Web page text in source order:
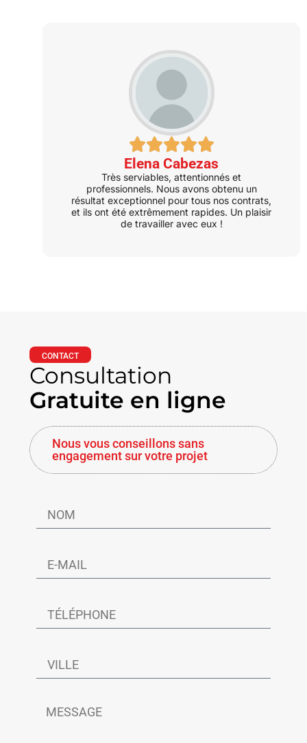
Elena Cabezas
Très serviables, attentionnés et
professionnels. Nous avons obtenu un
résultat exceptionnel pour tous nos contrats,
et ils ont été extrêmement rapides. Un plaisir
de travailler avec eux !
CONTACT
Consultation
Gratuite en ligne
Nous vous conseillons sans
engagement sur votre projet